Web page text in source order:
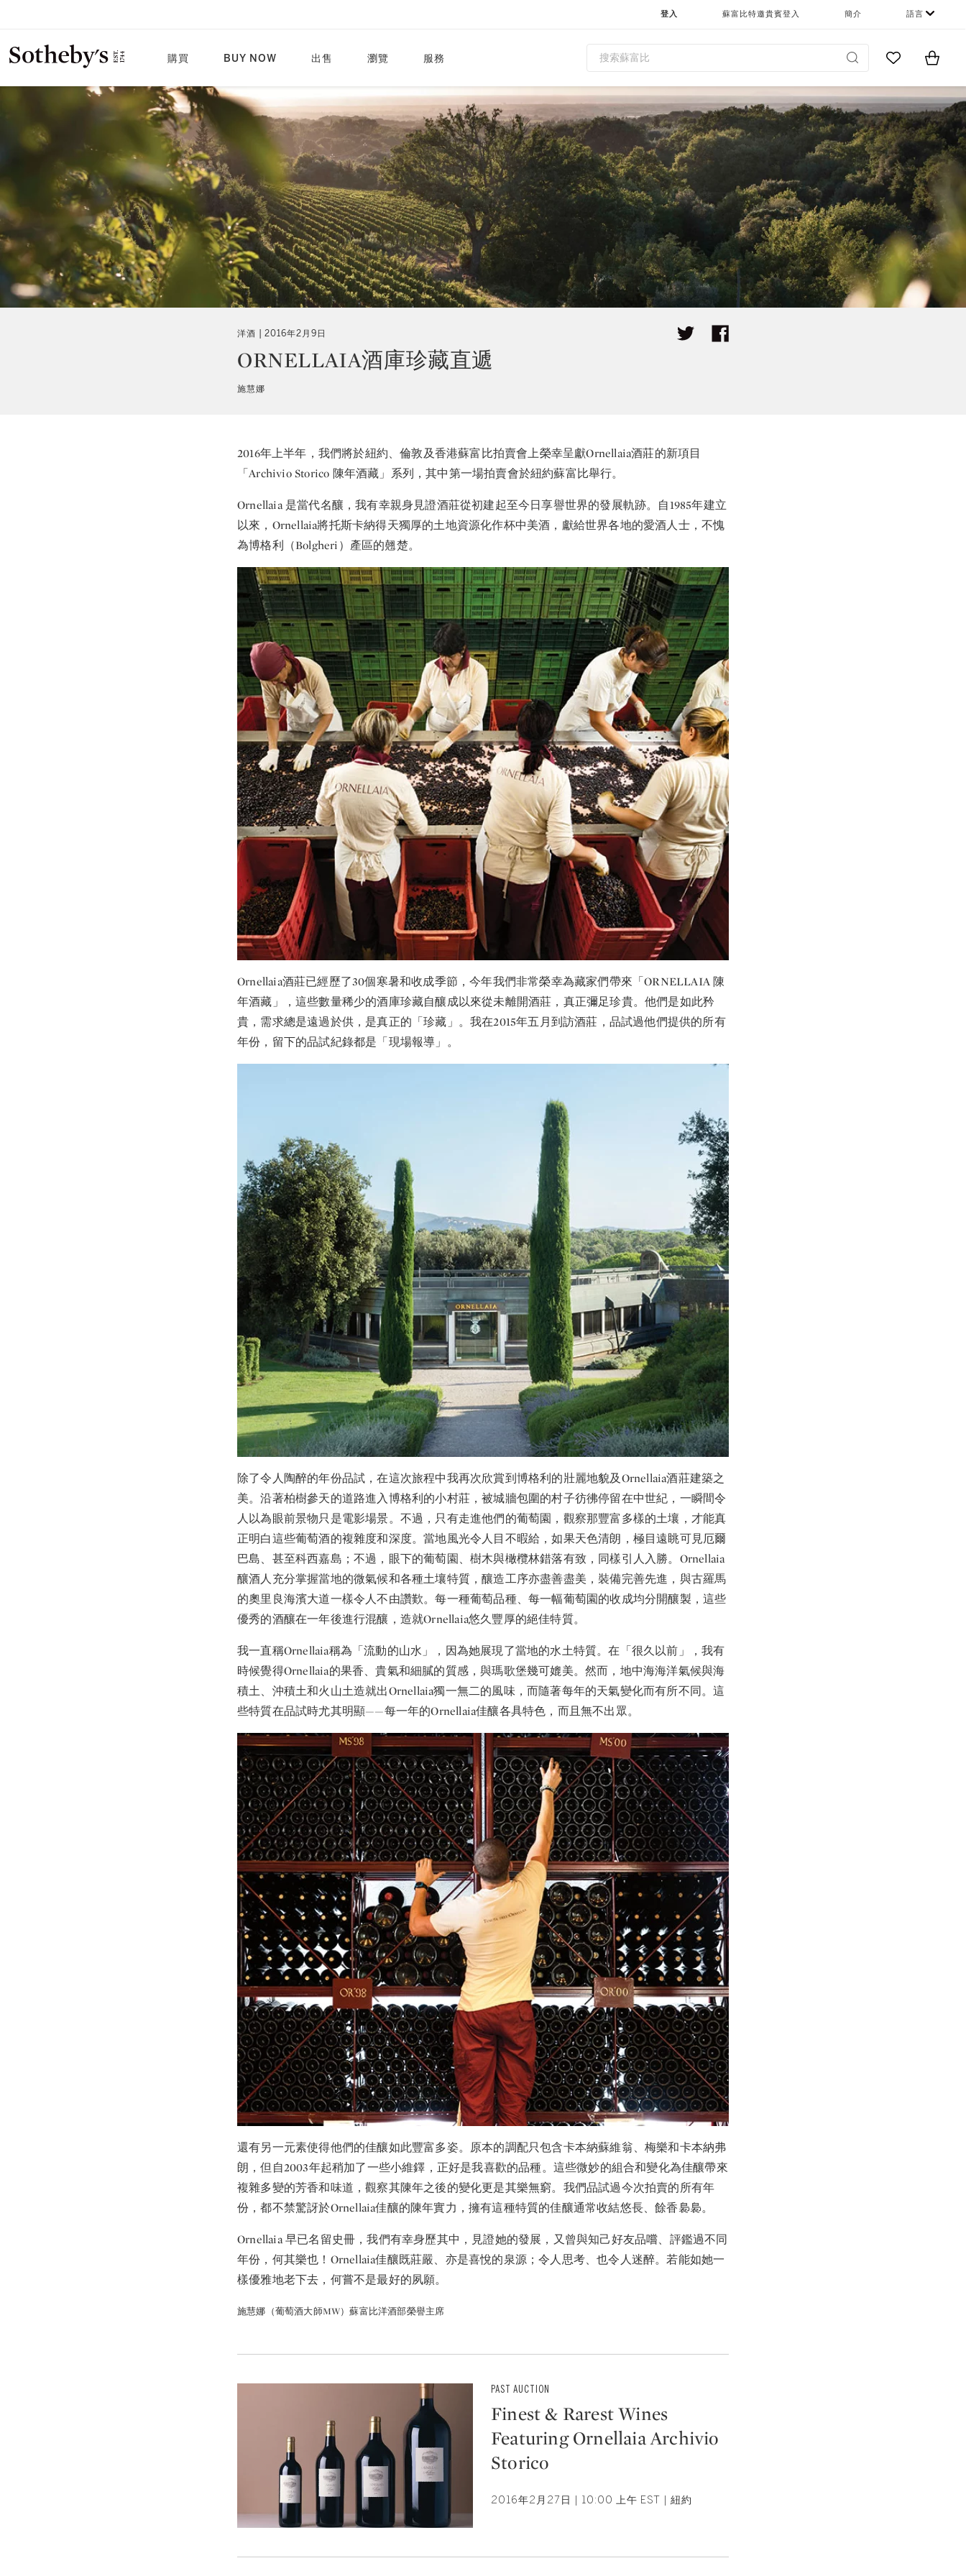
購買 BUY NOW 出售 瀏覽 服務
登入 蘇富比特邀貴賓登入 簡介 語言
Go to MyItems
洋酒 2016年2月9日
ORNELLAIA酒庫珍藏直遞
施慧娜
2016年上半年，我們將於紐約、倫敦及香港蘇富比拍賣會上榮幸呈獻Ornellaia酒莊的新項目
「Archivio Storico 陳年酒藏」系列，其中第一場拍賣會於紐約蘇富比舉行。
Ornellaia 是當代名釀，我有幸親身見證酒莊從初建起至今日享譽世界的發展軌跡。自1985年建立
以來，Ornellaia將托斯卡納得天獨厚的土地資源化作杯中美酒，獻給世界各地的愛酒人士，不愧
為博格利（Bolgheri）產區的翹楚。
Ornellaia酒莊已經歷了30個寒暑和收成季節，今年我們非常榮幸為藏家們帶來「ORNELLAIA 陳
年酒藏」，這些數量稀少的酒庫珍藏自釀成以來從未離開酒莊，真正彌足珍貴。他們是如此矜
貴，需求總是遠過於供，是真正的「珍藏」。我在2015年五月到訪酒莊，品試過他們提供的所有
年份，留下的品試紀錄都是「現場報導」。
除了令人陶醉的年份品試，在這次旅程中我再次欣賞到博格利的壯麗地貌及Ornellaia酒莊建築之
美。沿著柏樹參天的道路進入博格利的小村莊，被城牆包圍的村子彷彿停留在中世紀，一瞬間令
人以為眼前景物只是電影場景。不過，只有走進他們的葡萄園，觀察那豐富多樣的土壤，才能真
正明白這些葡萄酒的複雜度和深度。當地風光令人目不暇給，如果天色清朗，極目遠眺可見厄爾
巴島、甚至科西嘉島；不過，眼下的葡萄園、樹木與橄欖林錯落有致，同樣引人入勝。Ornellaia
釀酒人充分掌握當地的微氣候和各種土壤特質，釀造工序亦盡善盡美，裝備完善先進，與古羅馬
的奧里良海濱大道一樣令人不由讚歎。每一種葡萄品種、每一幅葡萄園的收成均分開釀製，這些
優秀的酒釀在一年後進行混釀，造就Ornellaia悠久豐厚的絕佳特質。
我一直稱Ornellaia稱為「流動的山水」，因為她展現了當地的水土特質。在「很久以前」，我有
時候覺得Ornellaia的果香、貴氣和細膩的質感，與瑪歌堡幾可媲美。然而，地中海海洋氣候與海
積土、沖積土和火山土造就出Ornellaia獨一無二的風味，而隨著每年的天氣變化而有所不同。這
些特質在品試時尤其明顯——每一年的Ornellaia佳釀各具特色，而且無不出眾。
還有另一元素使得他們的佳釀如此豐富多姿。原本的調配只包含卡本納蘇維翁、梅樂和卡本納弗
朗，但自2003年起稍加了一些小維鐸，正好是我喜歡的品種。這些微妙的組合和變化為佳釀帶來
複雜多變的芳香和味道，觀察其陳年之後的變化更是其樂無窮。我們品試過今次拍賣的所有年
份，都不禁驚訝於Ornellaia佳釀的陳年實力，擁有這種特質的佳釀通常收結悠長、餘香裊裊。
Ornellaia 早已名留史冊，我們有幸身歷其中，見證她的發展，又曾與知己好友品嚐、評鑑過不同
年份，何其樂也！Ornellaia佳釀既莊嚴、亦是喜悅的泉源；令人思考、也令人迷醉。若能如她一
樣優雅地老下去，何嘗不是最好的夙願。
施慧娜（葡萄酒大師MW）蘇富比洋酒部榮譽主席
PAST AUCTION
Finest & Rarest Wines
Featuring Ornellaia Archivio
Storico
2016年2月27日 | 10:00 上午 EST | 紐約